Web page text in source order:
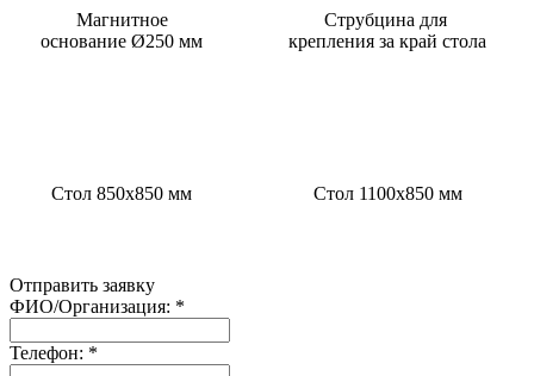
Магнитное
основание Ø250 мм
Струбцина для
крепления за край стола
Стол 850х850 мм Стол 1100х850 мм
Отправить заявку
ФИО/Организация: *
Телефон: *